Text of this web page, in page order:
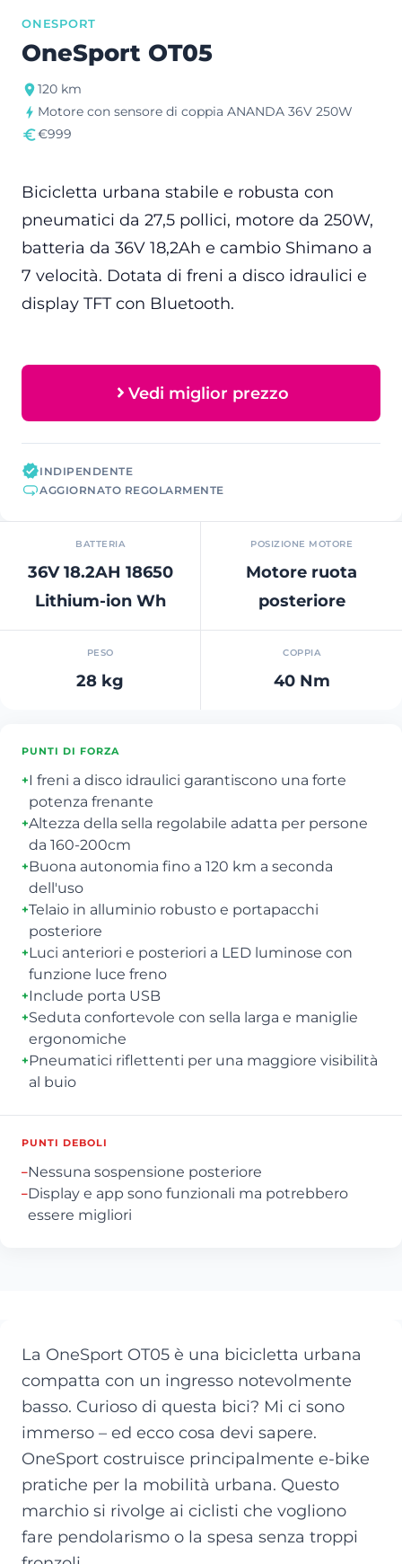
ONESPORT
OneSport OT05
120 km
Motore con sensore di coppia ANANDA 36V 250W
€999
Bicicletta urbana stabile e robusta con
pneumatici da 27,5 pollici, motore da 250W,
batteria da 36V 18,2Ah e cambio Shimano a
7 velocità. Dotata di freni a disco idraulici e
display TFT con Bluetooth.
Vedi miglior prezzo
INDIPENDENTE
AGGIORNATO REGOLARMENTE
BATTERIA
36V 18.2AH 18650
Lithium-ion Wh
POSIZIONE MOTORE
Motore ruota
posteriore
PESO
28 kg
COPPIA
40 Nm
PUNTI DI FORZA
+I freni a disco idraulici garantiscono una forte
potenza frenante
+Altezza della sella regolabile adatta per persone
da 160-200cm
+Buona autonomia fino a 120 km a seconda
dell'uso
+Telaio in alluminio robusto e portapacchi
posteriore
+Luci anteriori e posteriori a LED luminose con
funzione luce freno
+Include porta USB
+Seduta confortevole con sella larga e maniglie
ergonomiche
+Pneumatici riflettenti per una maggiore visibilità
al buio
PUNTI DEBOLI
–Nessuna sospensione posteriore
–Display e app sono funzionali ma potrebbero
essere migliori
La OneSport OT05 è una bicicletta urbana
compatta con un ingresso notevolmente
basso. Curioso di questa bici? Mi ci sono
immerso – ed ecco cosa devi sapere.
OneSport costruisce principalmente e-bike
pratiche per la mobilità urbana. Questo
marchio si rivolge ai ciclisti che vogliono
fare pendolarismo o la spesa senza troppi